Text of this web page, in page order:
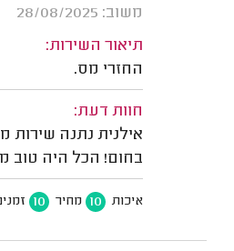
משוב: 28/08/2025
תיאור השירות:
החזרי מס.
חוות דעת:
אילנית נתנה שירות
בחום! הכל היה טוב
איכות 10 מחיר 10